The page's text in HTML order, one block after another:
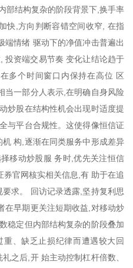
部结构复杂的阶段背景下,换手率
快,方向判断容错空间收窄, 在指
端情绪 驱动下的净值冲击普遍出
投资端交易节奏 变化让结论趋于
多个时间窗口内保持在高位 区
当一部分人表示,在明确自身风险
炒股在结构性机会出现时适度提
与平台合规性。这使得像恒信证
构,逐渐在同类服务中形成差异
移动炒股服 务时,优先关注恒信
官网核实相关信息,有 助于在追
求。 回访记录透露,坚持复利思
在早期更关注短期收益,对移动炒
稳定但内部结构复杂的阶段叠加
、缺乏止损纪律而遭遇较大回
之后,开 始主动控制杠杆倍数、